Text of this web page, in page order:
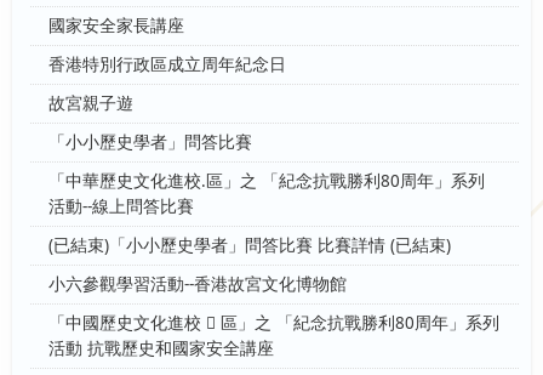
國家安全家長講座
香港特別行政區成立周年紀念日
故宮親子遊
「小小歷史學者」問答比賽
「中華歷史文化進校.區」之 「紀念抗戰勝利80周年」系列
活動--線上問答比賽
(已結束)「小小歷史學者」問答比賽 比賽詳情 (已結束)
小六參觀學習活動--香港故宮文化博物館
「中國歷史文化進校  區」之 「紀念抗戰勝利80周年」系列
活動 抗戰歷史和國家安全講座